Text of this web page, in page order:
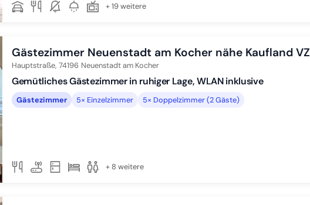
+ 19 weitere
Gästezimmer Neuenstadt am Kocher nähe Kaufland VZ
Hauptstraße, 74196 Neuenstadt am Kocher
Gemütliches Gästezimmer in ruhiger Lage, WLAN inklusive
Gästezimmer 5× Einzelzimmer 5× Doppelzimmer (2 Gäste)
+ 8 weitere